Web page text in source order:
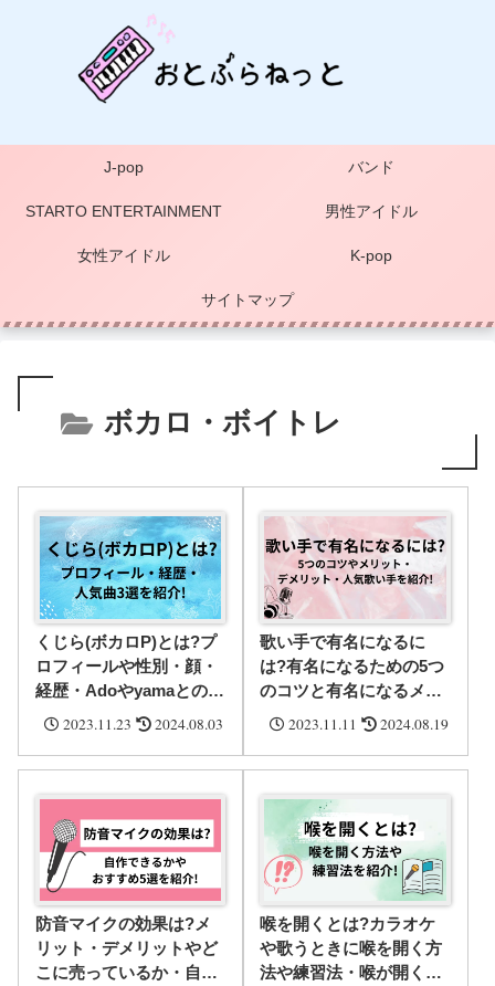
J-pop バンド
STARTO ENTERTAINMENT 男性アイドル
女性アイドル K-pop
サイトマップ
ボカロ・ボイトレ
くじら(ボカロP)とは?プ
ロフィールや性別・顔・
経歴・Adoやyamaとのフ
ューチャーリング曲など
2023.11.23 2024.08.03
歌い手で有名になるに
は?有名になるための5つ
のコツと有名になるメリ
ット・人気歌い手を紹介!
2023.11.11 2024.08.19
防音マイクの効果は?メ
リット・デメリットやど
こに売っているか・自作
喉を開くとは?カラオケ
や歌うときに喉を開く方
法や練習法・喉が開く感